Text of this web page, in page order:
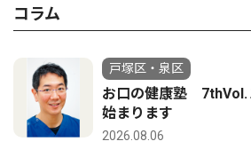
コラム
戸塚区・泉区
お口の健康塾
始まります
2026.08.06